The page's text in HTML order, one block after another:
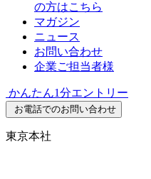
の方はこちら
マガジン
ニュース
お問い合わせ
企業ご担当者様
かんたん1分エントリー
お電話でのお問い合わせ
東京本社